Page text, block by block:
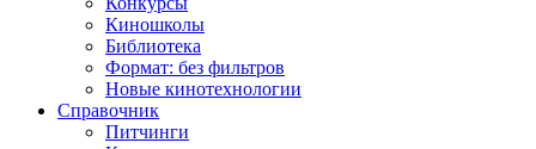
Киношколы
Библиотека
Формат: без фильтров
Новые кинотехнологии
Справочник
Питчинги